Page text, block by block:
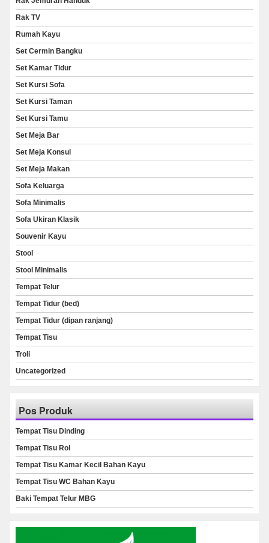
Rak TV
Rumah Kayu
Set Cermin Bangku
Set Kamar Tidur
Set Kursi Sofa
Set Kursi Taman
Set Kursi Tamu
Set Meja Bar
Set Meja Konsul
Set Meja Makan
Sofa Keluarga
Sofa Minimalis
Sofa Ukiran Klasik
Souvenir Kayu
Stool
Stool Minimalis
Tempat Telur
Tempat Tidur (bed)
Tempat Tidur (dipan ranjang)
Tempat Tisu
Troli
Uncategorized
Pos Produk
Tempat Tisu Dinding
Tempat Tisu Rol
Tempat Tisu Kamar Kecil Bahan Kayu
Tempat Tisu WC Bahan Kayu
Baki Tempat Telur MBG